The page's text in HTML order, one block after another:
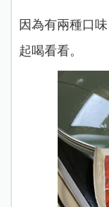
因為有兩種口
起喝看看。